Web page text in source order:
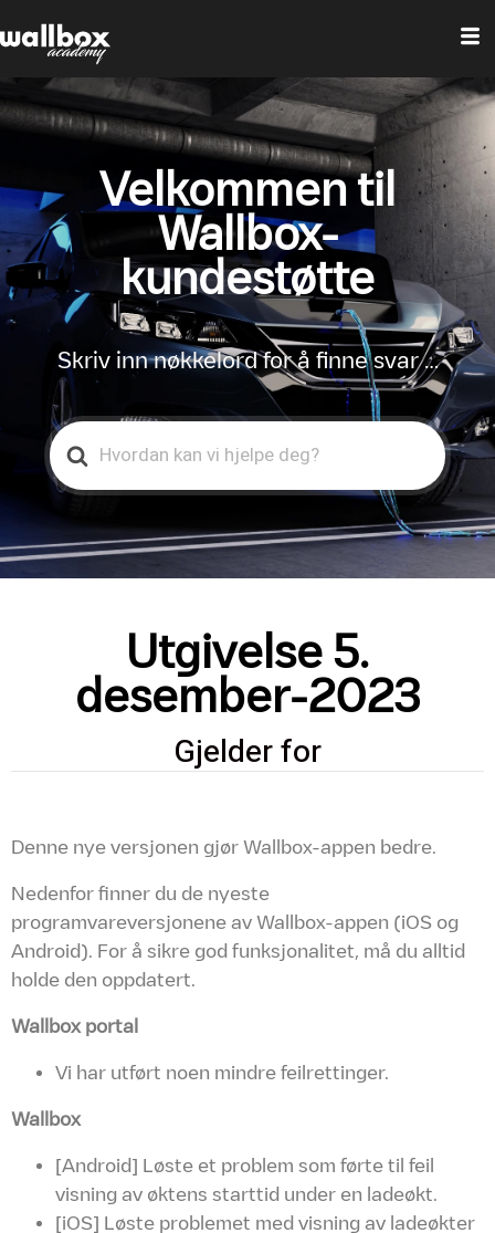
Velkommen til
Wallbox-
kundestøtte
Skriv inn nøkkelord for å finne svar …
Search
For
Utgivelse 5.
desember-2023
Gjelder for
Denne nye versjonen gjør Wallbox-appen bedre.
Nedenfor finner du de nyeste
programvareversjonene av Wallbox-appen (iOS og
Android). For å sikre god funksjonalitet, må du alltid
holde den oppdatert.
Wallbox portal
Vi har utført noen mindre feilrettinger.
Wallbox
[Android] Løste et problem som førte til feil
visning av øktens starttid under en ladeøkt.
[iOS] Løste problemet med visning av ladeøkter